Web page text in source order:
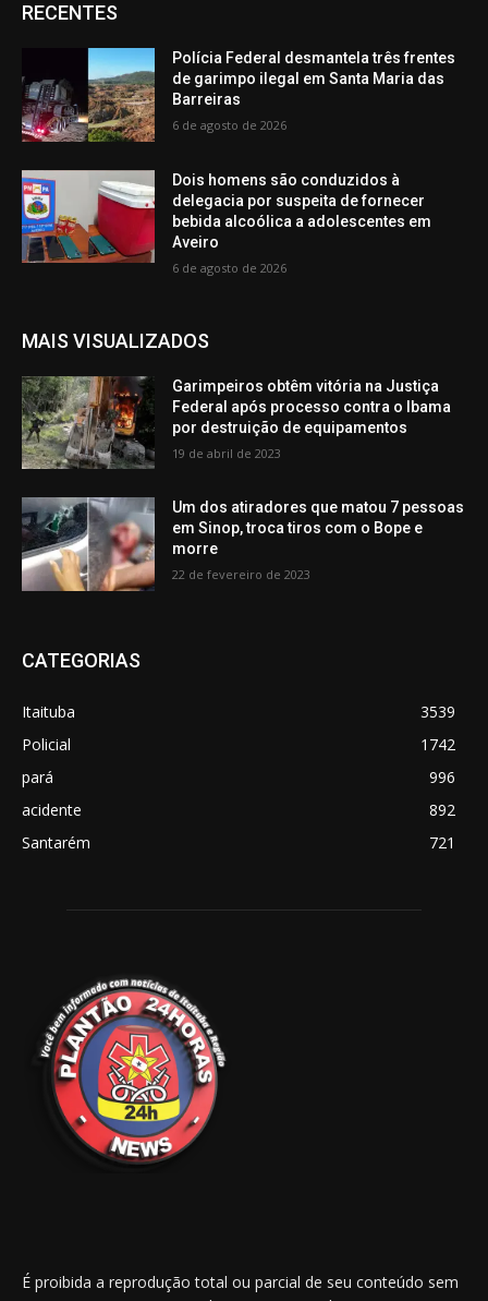
RECENTES
Polícia Federal desmantela três frentes
de garimpo ilegal em Santa Maria das
Barreiras
6 de agosto de 2026
Dois homens são conduzidos à
delegacia por suspeita de fornecer
bebida alcoólica a adolescentes em
Aveiro
6 de agosto de 2026
MAIS VISUALIZADOS
Garimpeiros obtêm vitória na Justiça
Federal após processo contra o Ibama
por destruição de equipamentos
19 de abril de 2023
Um dos atiradores que matou 7 pessoas
em Sinop, troca tiros com o Bope e
morre
22 de fevereiro de 2023
CATEGORIAS
Itaituba
3539
Policial
1742
pará
996
acidente
892
Santarém
721
É proibida a reprodução total ou parcial de seu conteúdo sem